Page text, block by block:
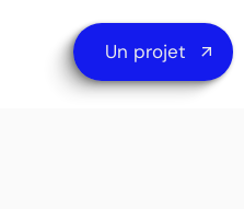
Un projet